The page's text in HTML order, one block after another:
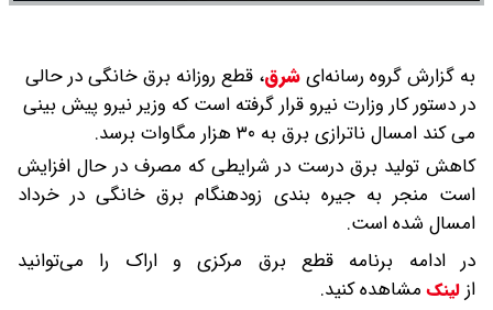
به گزارش گروه رسانه‌ایشرق، قطع روزانه برق خانگی در حالی
در دستور کار وزارت نیرو قرار گرفته است که وزیر نیرو پیش بینی
می کند امسال ناترازی برق به ۳۰ هزار مگاوات برسد.
کاهش تولید برق درست در شرایطی که مصرف در حال افزایش
است منجر به جیره بندی زودهنگام برق خانگی در خرداد
امسال شده است.
در ادامه برنامه قطع برق مرکزی و اراک را می‌توانید
از لینکمشاهده کنید.